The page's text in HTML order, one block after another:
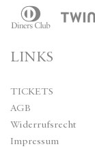
LINKS
TICKETS
AGB
Widerrufsrecht
Impressum